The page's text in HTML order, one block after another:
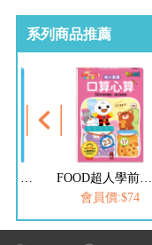
系列商品推薦
FOOD超人學前必備練習本-口算心算20以內的分解與合成運算
FOOD超人學前必備練習本-口算心算50以內的進位、退位加減法
會員價:$74